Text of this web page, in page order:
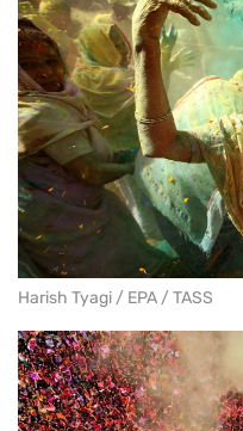
Harish Tyagi / EPA / TASS